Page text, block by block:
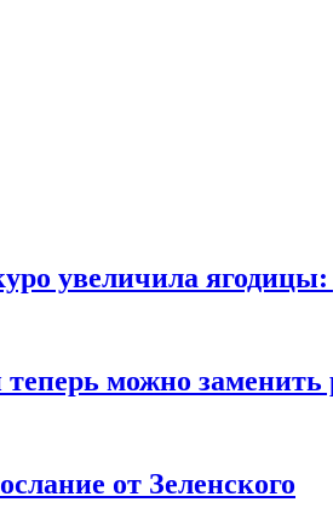
увеличила ягодицы:
можно
от Зеленского